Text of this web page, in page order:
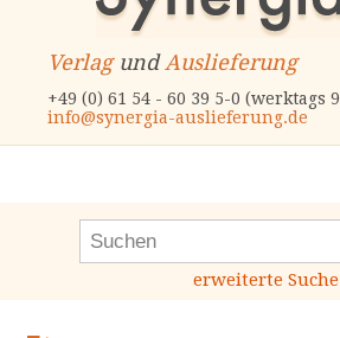
VerlagundAuslieferung
+49 (0) 61 54 - 60 39 5-0 (werktags
info@synergia-auslieferung.de
erweiterte Suche